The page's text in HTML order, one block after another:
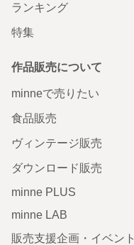
ランキング
特集
作品販売について
minneで売りたい
食品販売
ヴィンテージ販売
ダウンロード販売
minne PLUS
minne LAB
販売支援企画・イベント